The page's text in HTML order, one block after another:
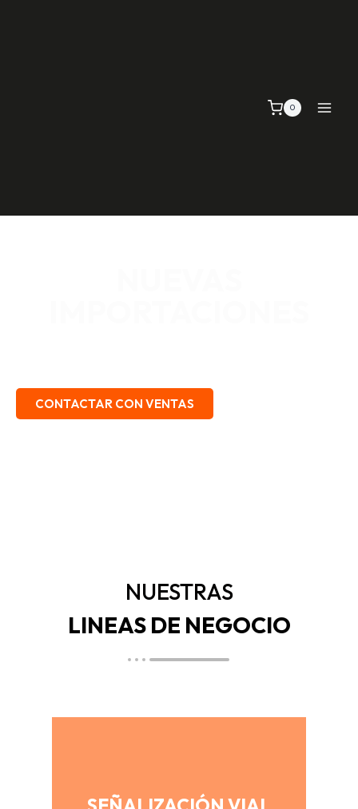
0
CONTACTAR CON VENTAS
NUESTRAS
LINEAS DE NEGOCIO